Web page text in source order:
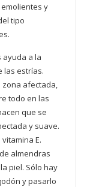
y
tipo
ayuda a la
las estrías.
zona afectada,
todo en las
que se
y suave.
E.
almendras
piel. Sólo hay
y pasarlo